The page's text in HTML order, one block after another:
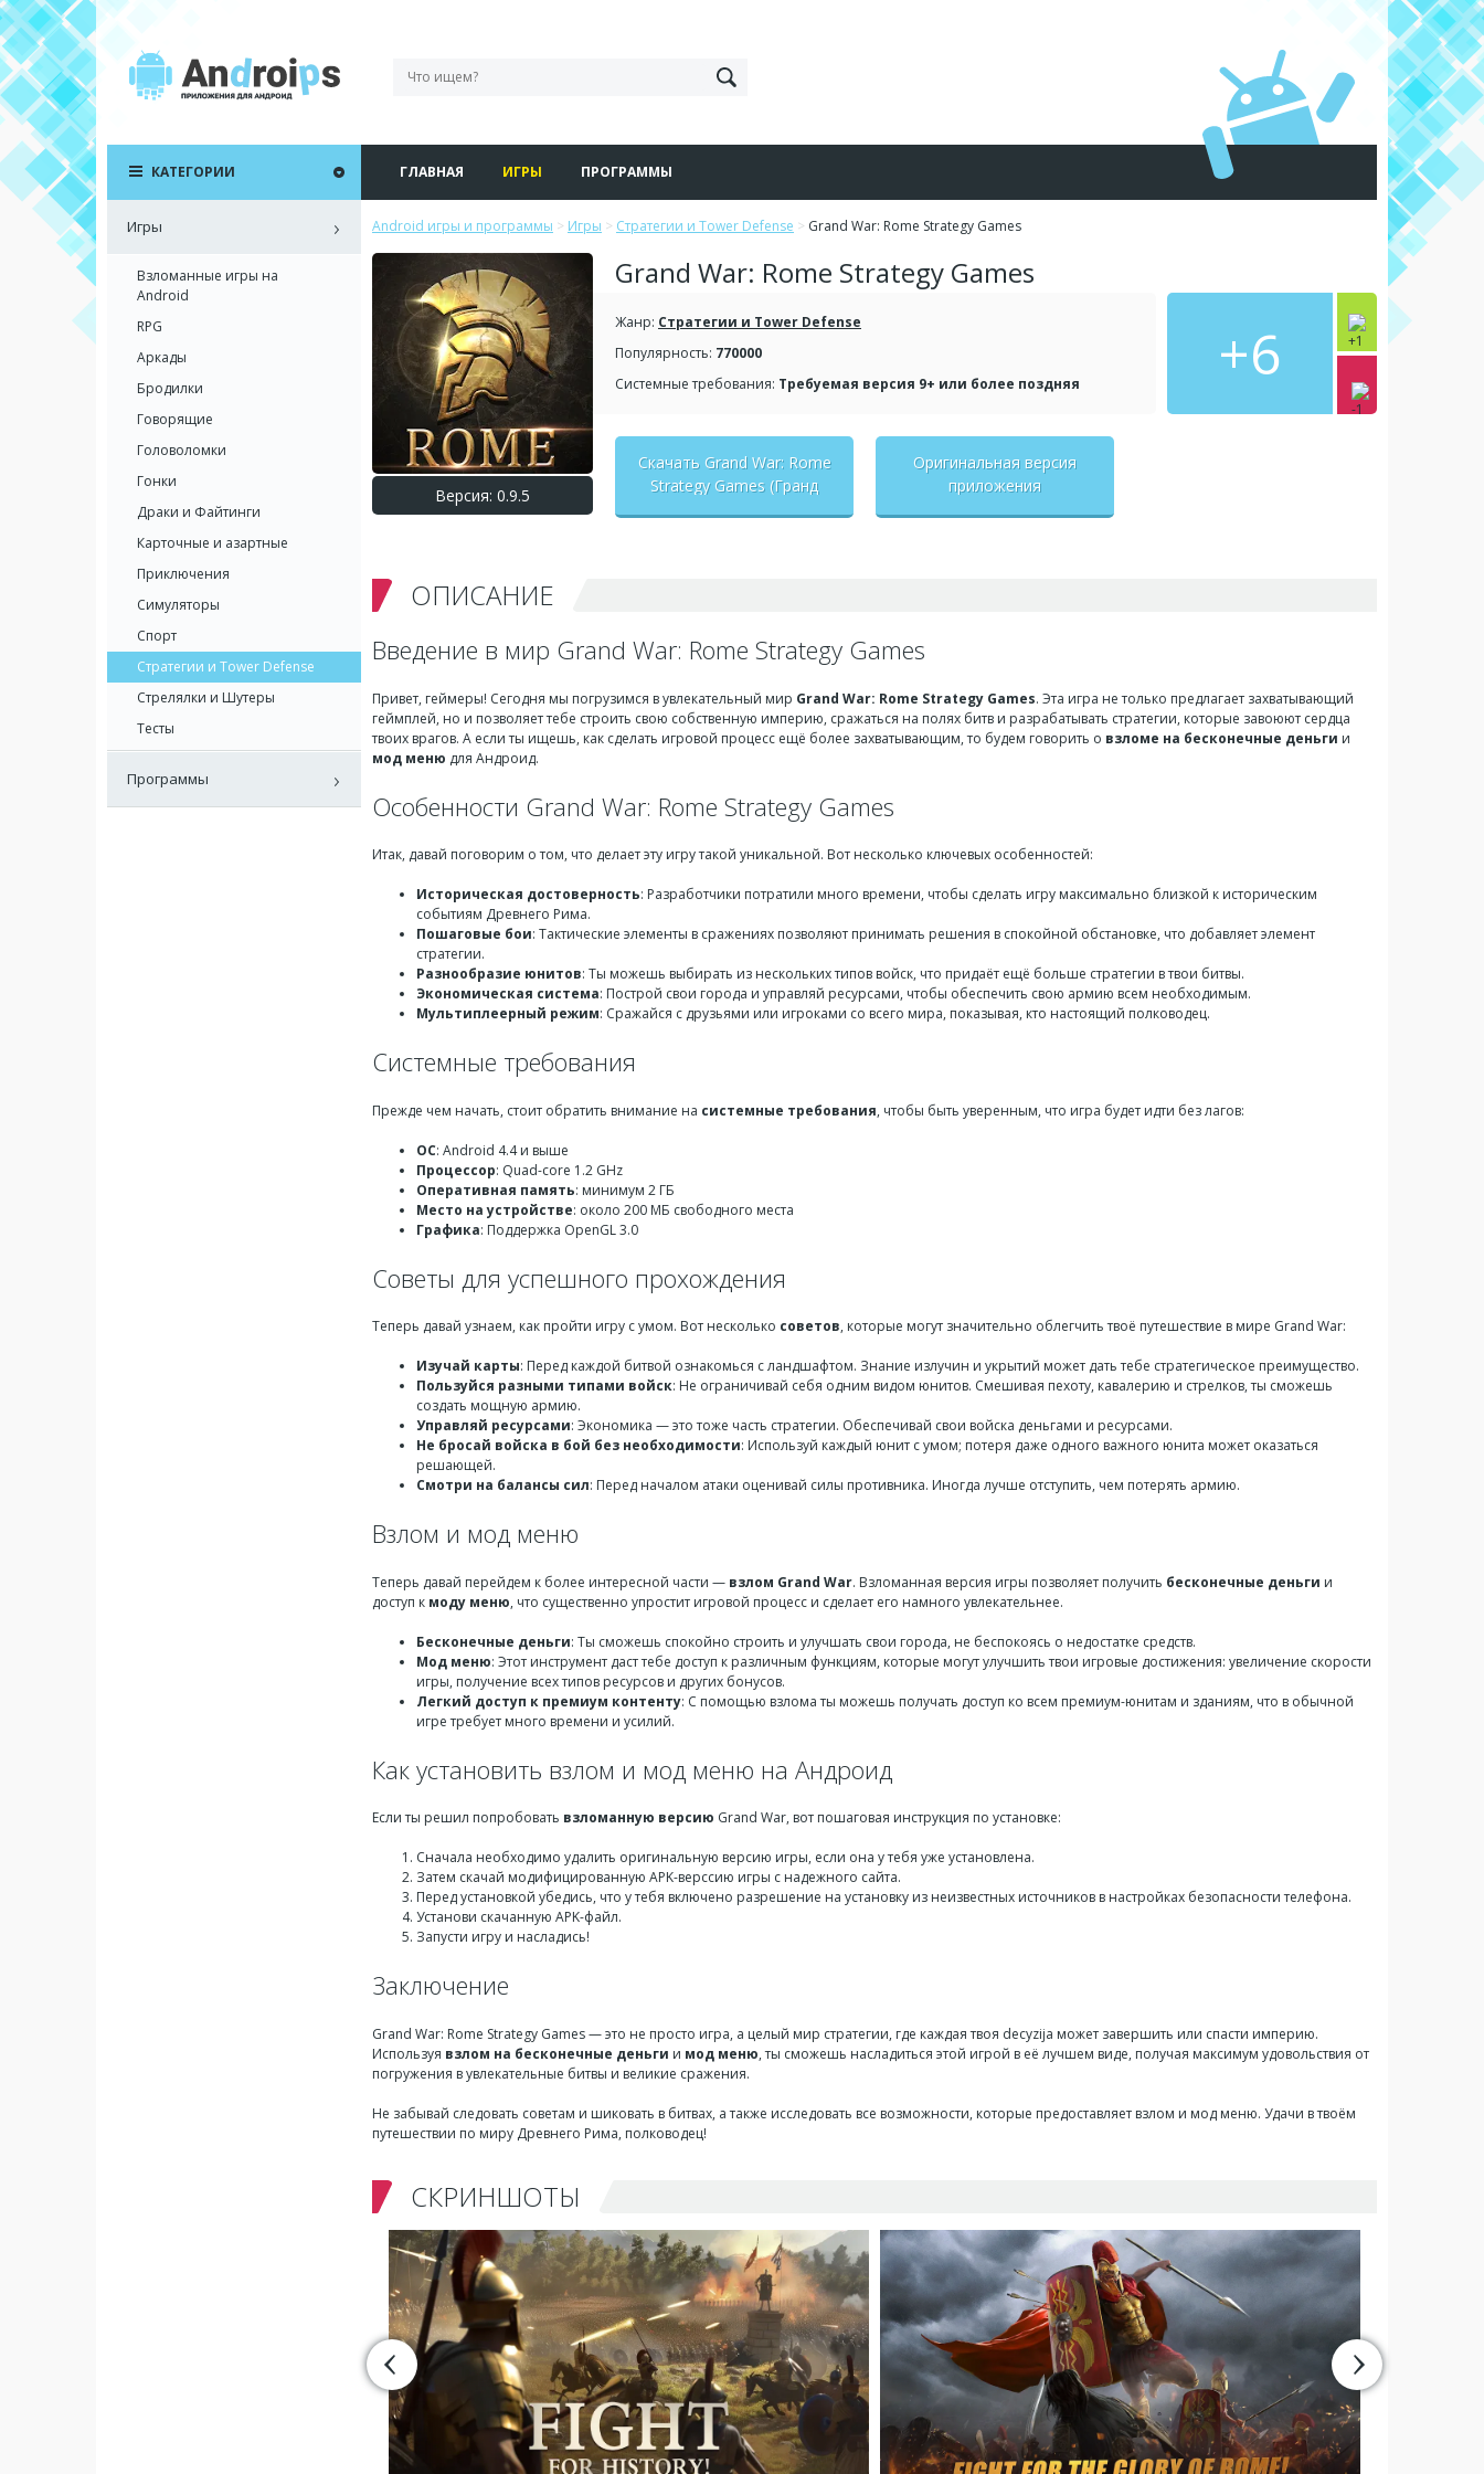
ГЛАВНАЯ ИГРЫ ПРОГРАММЫ
Android игры и программы > Игры > Стратегии и Tower Defense > Grand War: Rome Strategy Games
Версия: 0.9.5
Grand War: Rome Strategy Games
+6
Жанр: Стратегии и Tower Defense
Популярность: 770000
Системные требования: Требуемая версия 9+ или более поздняя
Скачать Grand War: Rome
Strategy Games (Гранд
Оригинальная версия
приложения
ОПИСАНИЕ
Введение в мир Grand War: Rome Strategy Games
Привет, геймеры! Сегодня мы погрузимся в увлекательный мир Grand War: Rome Strategy Games. Эта игра не только предлагает захватывающий
геймплей, но и позволяет тебе строить свою собственную империю, сражаться на полях битв и разрабатывать стратегии, которые завоюют сердца
твоих врагов. А если ты ищешь, как сделать игровой процесс ещё более захватывающим, то будем говорить о взломе на бесконечные деньги и
мод меню для Андроид.
Особенности Grand War: Rome Strategy Games
Итак, давай поговорим о том, что делает эту игру такой уникальной. Вот несколько ключевых особенностей:
Историческая достоверность: Разработчики потратили много времени, чтобы сделать игру максимально близкой к историческим
событиям Древнего Рима.
Пошаговые бои: Тактические элементы в сражениях позволяют принимать решения в спокойной обстановке, что добавляет элемент
стратегии.
Разнообразие юнитов: Ты можешь выбирать из нескольких типов войск, что придаёт ещё больше стратегии в твои битвы.
Экономическая система: Построй свои города и управляй ресурсами, чтобы обеспечить свою армию всем необходимым.
Мультиплеерный режим: Сражайся с друзьями или игроками со всего мира, показывая, кто настоящий полководец.
Системные требования
Прежде чем начать, стоит обратить внимание на системные требования, чтобы быть уверенным, что игра будет идти без лагов:
ОС: Android 4.4 и выше
Процессор: Quad-core 1.2 GHz
Оперативная память: минимум 2 ГБ
Место на устройстве: около 200 МБ свободного места
Графика: Поддержка OpenGL 3.0
Советы для успешного прохождения
Теперь давай узнаем, как пройти игру с умом. Вот несколько советов, которые могут значительно облегчить твоё путешествие в мире Grand War:
Изучай карты: Перед каждой битвой ознакомься с ландшафтом. Знание излучин и укрытий может дать тебе стратегическое преимущество.
Пользуйся разными типами войск: Не ограничивай себя одним видом юнитов. Смешивая пехоту, кавалерию и стрелков, ты сможешь
создать мощную армию.
Управляй ресурсами: Экономика — это тоже часть стратегии. Обеспечивай свои войска деньгами и ресурсами.
Не бросай войска в бой без необходимости: Используй каждый юнит с умом; потеря даже одного важного юнита может оказаться
решающей.
Смотри на балансы сил: Перед началом атаки оценивай силы противника. Иногда лучше отступить, чем потерять армию.
Взлом и мод меню
Теперь давай перейдем к более интересной части — взлом Grand War. Взломанная версия игры позволяет получить бесконечные деньги и
доступ к моду меню, что существенно упростит игровой процесс и сделает его намного увлекательнее.
Бесконечные деньги: Ты сможешь спокойно строить и улучшать свои города, не беспокоясь о недостатке средств.
Мод меню: Этот инструмент даст тебе доступ к различным функциям, которые могут улучшить твои игровые достижения: увеличение скорости
игры, получение всех типов ресурсов и других бонусов.
Легкий доступ к премиум контенту: С помощью взлома ты можешь получать доступ ко всем премиум-юнитам и зданиям, что в обычной
игре требует много времени и усилий.
Как установить взлом и мод меню на Андроид
Если ты решил попробовать взломанную версию Grand War, вот пошаговая инструкция по установке:
Сначала необходимо удалить оригинальную версию игры, если она у тебя уже установлена.
Затем скачай модифицированную APK-верссию игры с надежного сайта.
Перед установкой убедись, что у тебя включено разрешение на установку из неизвестных источников в настройках безопасности телефона.
Установи скачанную APK-файл.
Запусти игру и насладись!
Заключение
Grand War: Rome Strategy Games — это не просто игра, а целый мир стратегии, где каждая твоя decyzija может завершить или спасти империю.
Используя взлом на бесконечные деньги и мод меню, ты сможешь насладиться этой игрой в её лучшем виде, получая максимум удовольствия от
погружения в увлекательные битвы и великие сражения.
Не забывай следовать советам и шиковать в битвах, а также исследовать все возможности, которые предоставляет взлом и мод меню. Удачи в твоём
путешествии по миру Древнего Рима, полководец!
СКРИНШОТЫ
КАТЕГОРИИ
Игры
Взломанные игры на
Android
RPG
Аркады
Бродилки
Говорящие
Головоломки
Гонки
Драки и Файтинги
Карточные и азартные
Приключения
Симуляторы
Спорт
Стратегии и Tower Defense
Стрелялки и Шутеры
Тесты
Программы